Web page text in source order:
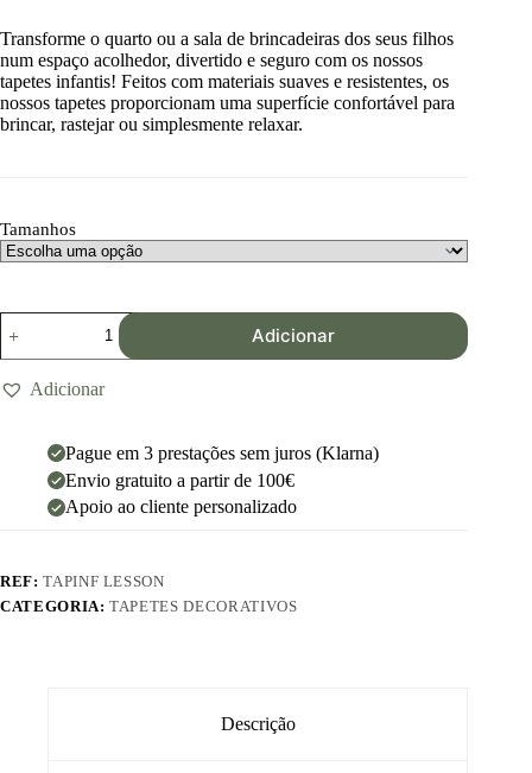
Transforme o quarto ou a sala de brincadeiras dos seus filhos
num espaço acolhedor, divertido e seguro com os nossos
tapetes infantis! Feitos com materiais suaves e resistentes, os
nossos tapetes proporcionam uma superfície confortável para
brincar, rastejar ou simplesmente relaxar.
Tamanhos
Adicionar
Adicionar
Pague em 3 prestações sem juros (Klarna)
Envio gratuito a partir de 100€
Apoio ao cliente personalizado
REF:TAPINF LESSON
CATEGORIA:TAPETES DECORATIVOS
Descrição